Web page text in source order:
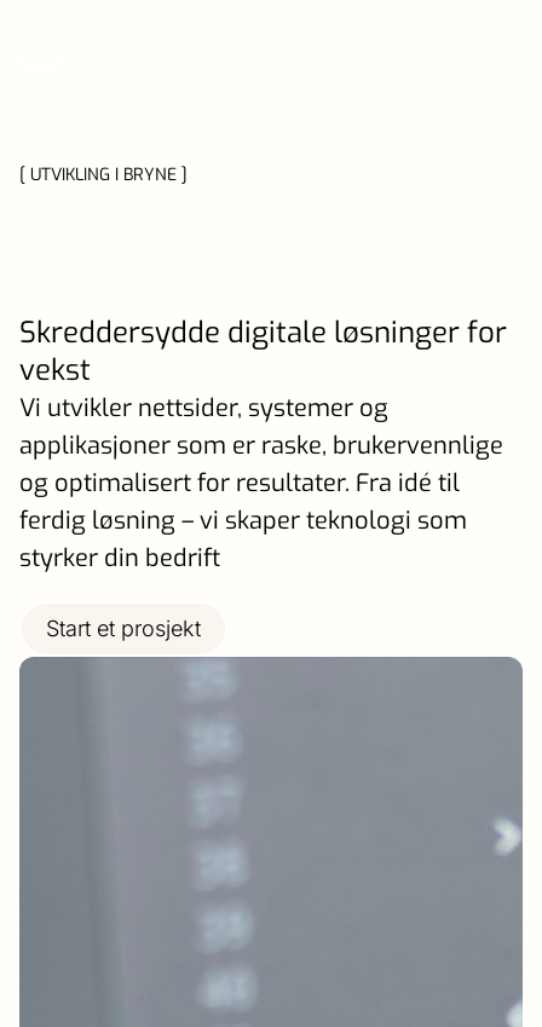
[ UTVIKLING I BRYNE ]
Skreddersydde digitale løsninger for
vekst
Vi utvikler nettsider, systemer og
applikasjoner som er raske, brukervennlige
og optimalisert for resultater. Fra idé til
ferdig løsning – vi skaper teknologi som
styrker din bedrift
Start et prosjekt